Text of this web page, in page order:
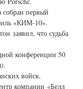
первый
«КИМ-10».
заявил, что судьба
конференции 50
войск.
компании «Белл